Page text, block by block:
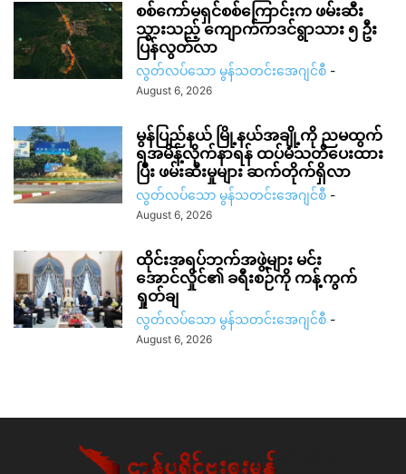
စစ်ကော်မရှင်စစ်ကြောင်းက ဖမ်းဆီး
သွားသည့် ကျောက်ကဒင်ရွာသား ၅ ဦး
ပြန်လွတ်လာ
လွတ်လပ်သော မွန်သတင်းအေဂျင်စီ -
August 6, 2026
မွန်ပြည်နယ် မြို့နယ်အချို့ကို ညမထွက်
ရအမိန့်လိုက်နာရန် ထပ်မံသတိပေးထား
ပြီး ဖမ်းဆီးမှုများ ဆက်တိုက်ရှိလာ
လွတ်လပ်သော မွန်သတင်းအေဂျင်စီ -
August 6, 2026
ထိုင်းအရပ်ဘက်အဖွဲ့များ မင်း
အောင်လှိုင်၏ ခရီးစဉ်ကို ကန့်ကွက်
ရှုတ်ချ
လွတ်လပ်သော မွန်သတင်းအေဂျင်စီ -
August 6, 2026